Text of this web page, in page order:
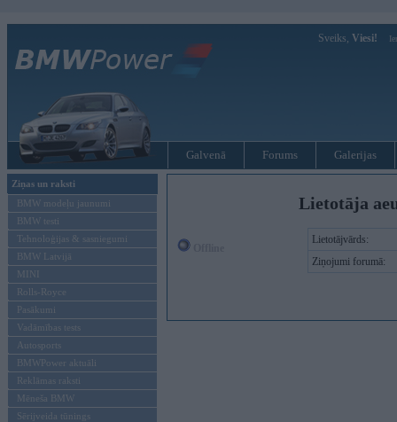
Sveiks, Viesi!
Galvenā Forums Galerijas
Ziņas un raksti
BMW modeļu jaunumi
BMW testi
Tehnoloģijas & sasniegumi
BMW Latvijā
MINI
Rolls-Royce
Pasākumi
Vadāmības tests
Autosports
BMWPower aktuāli
Reklāmas raksti
Mēneša BMW
Sērijveida tūnings
Lietotāja
Lietotājvārds:
Ziņojumi forumā: